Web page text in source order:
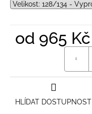
od 965 Kč
HLÍDAT DOSTUPNOST